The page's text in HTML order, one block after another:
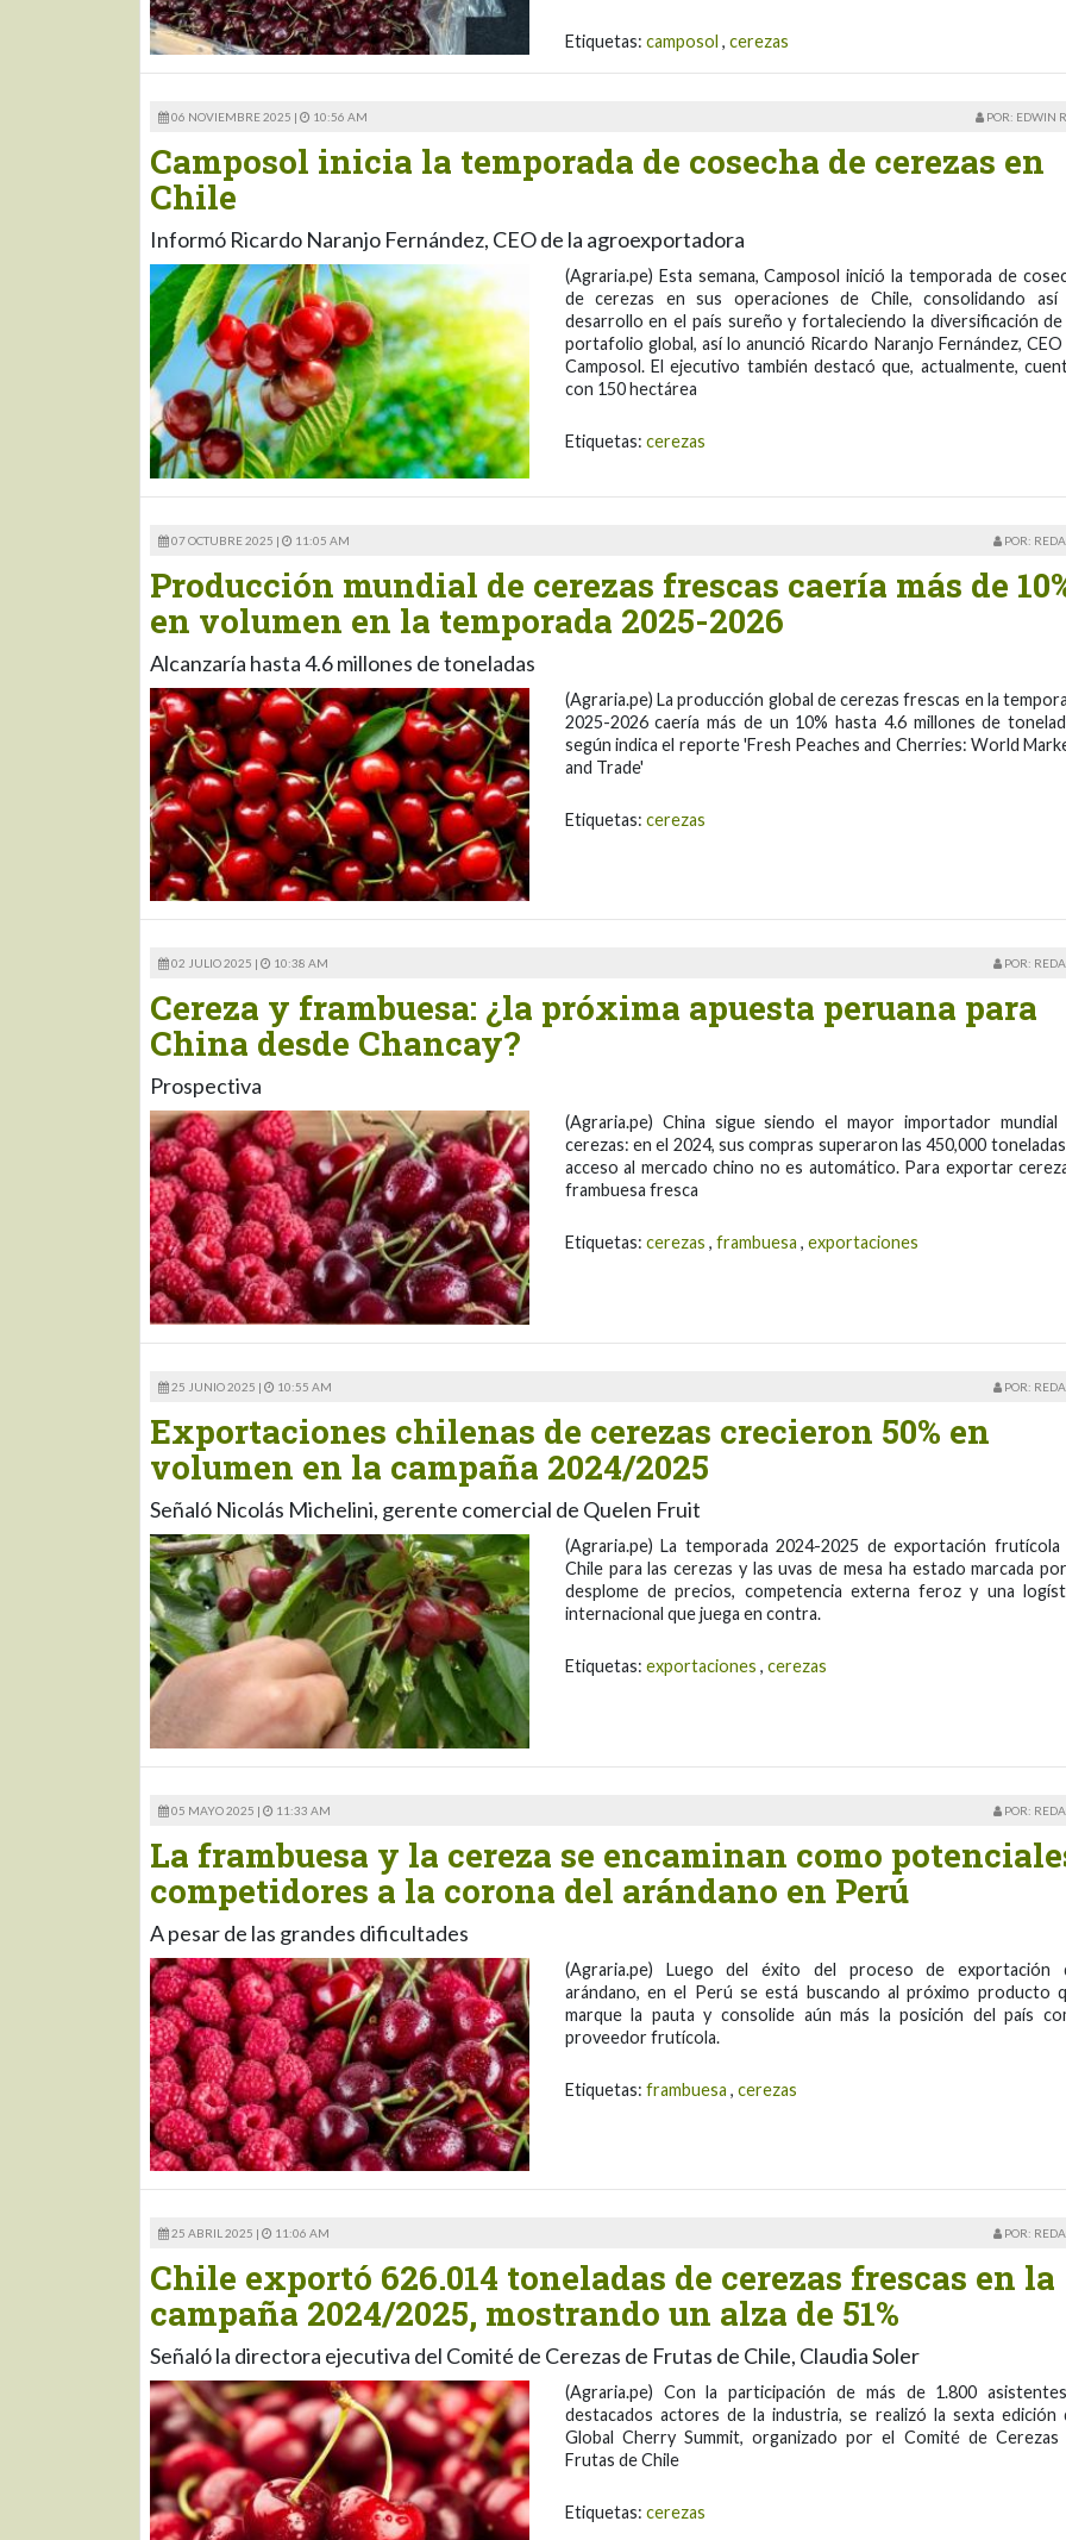
Etiquetas: camposol , cerezas
06 NOVIEMBRE 2025 | 10:56 AM POR: EDWIN
Camposol inicia la temporada de cosecha de cerezas en
Chile
Informó Ricardo Naranjo Fernández, CEO de la agroexportadora
(Agraria.pe) Esta semana, Camposol inició la temporada de
de cerezas en sus operaciones de Chile, consolidando así
desarrollo en el país sureño y fortaleciendo la diversificación de
portafolio global, así lo anunció Ricardo Naranjo Fernández, CEO
Camposol. El ejecutivo también destacó que, actualmente,
con 150 hectárea
Etiquetas: cerezas
07 OCTUBRE 2025 | 11:05 AM POR:
Producción mundial de cerezas frescas caería más de
en volumen en la temporada 2025-2026
Alcanzaría hasta 4.6 millones de toneladas
(Agraria.pe) La producción global de cerezas frescas en la
2025-2026 caería más de un 10% hasta 4.6 millones de
según indica el reporte 'Fresh Peaches and Cherries: World
and Trade'
Etiquetas: cerezas
02 JULIO 2025 | 10:38 AM POR:
Cereza y frambuesa: ¿la próxima apuesta peruana para
China desde Chancay?
Prospectiva
(Agraria.pe) China sigue siendo el mayor importador mundial
cerezas: en el 2024, sus compras superaron las 450,000
acceso al mercado chino no es automático. Para exportar
frambuesa fresca
Etiquetas: cerezas , frambuesa , exportaciones
25 JUNIO 2025 | 10:55 AM POR:
Exportaciones chilenas de cerezas crecieron 50% en
volumen en la campaña 2024/2025
Señaló Nicolás Michelini, gerente comercial de Quelen Fruit
(Agraria.pe) La temporada 2024-2025 de exportación frutícola
Chile para las cerezas y las uvas de mesa ha estado marcada
desplome de precios, competencia externa feroz y una
internacional que juega en contra.
Etiquetas: exportaciones , cerezas
05 MAYO 2025 | 11:33 AM POR:
La frambuesa y la cereza se encaminan como
competidores a la corona del arándano en Perú
A pesar de las grandes dificultades
(Agraria.pe) Luego del éxito del proceso de exportación
arándano, en el Perú se está buscando al próximo producto
marque la pauta y consolide aún más la posición del país
proveedor frutícola.
Etiquetas: frambuesa , cerezas
25 ABRIL 2025 | 11:06 AM POR:
Chile exportó 626.014 toneladas de cerezas frescas en la
campaña 2024/2025, mostrando un alza de 51%
Señaló la directora ejecutiva del Comité de Cerezas de Frutas de Chile, Claudia Soler
(Agraria.pe) Con la participación de más de 1.800
destacados actores de la industria, se realizó la sexta edición
Global Cherry Summit, organizado por el Comité de Cerezas
Frutas de Chile
Etiquetas: cerezas